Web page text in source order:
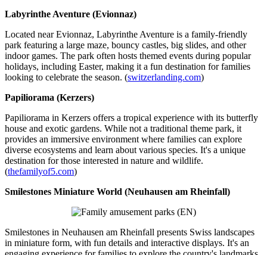
Labyrinthe Aventure (Evionnaz)
Located near Evionnaz, Labyrinthe Aventure is a family-friendly
park featuring a large maze, bouncy castles, big slides, and other
indoor games. The park often hosts themed events during popular
holidays, including Easter, making it a fun destination for families
looking to celebrate the season. (switzerlanding.com)
Papiliorama (Kerzers)
Papiliorama in Kerzers offers a tropical experience with its butterfly
house and exotic gardens. While not a traditional theme park, it
provides an immersive environment where families can explore
diverse ecosystems and learn about various species. It's a unique
destination for those interested in nature and wildlife.
(thefamilyof5.com)
Smilestones Miniature World (Neuhausen am Rheinfall)
Smilestones in Neuhausen am Rheinfall presents Swiss landscapes
in miniature form, with fun details and interactive displays. It's an